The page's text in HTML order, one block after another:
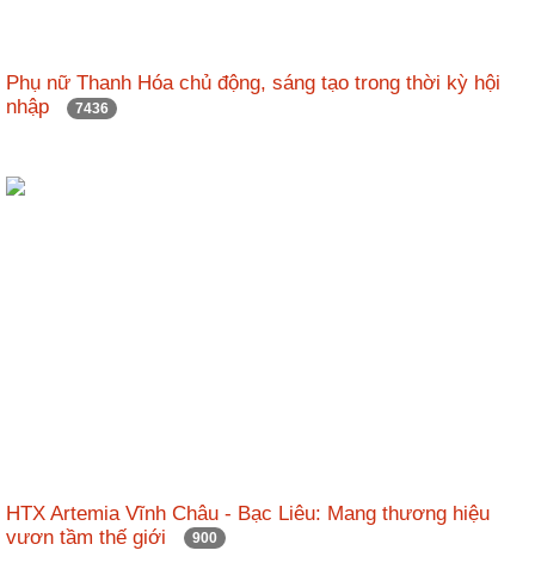
Phụ nữ Thanh Hóa chủ động, sáng tạo trong thời kỳ hội
nhập
7436
HTX Artemia Vĩnh Châu - Bạc Liêu: Mang thương hiệu
vươn tầm thế giới
900